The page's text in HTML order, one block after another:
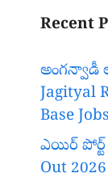
Recent
అంగన్వాడీ
Jagityal
Base Jobs
ఎయిర్ పోర్ట్
Out